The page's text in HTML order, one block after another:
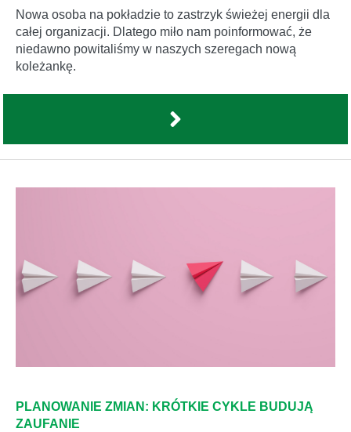
Nowa osoba na pokładzie to zastrzyk świeżej energii dla
całej organizacji. Dlatego miło nam poinformować, że
niedawno powitaliśmy w naszych szeregach nową
koleżankę.
PLANOWANIE ZMIAN: KRÓTKIE CYKLE BUDUJĄ
ZAUFANIE